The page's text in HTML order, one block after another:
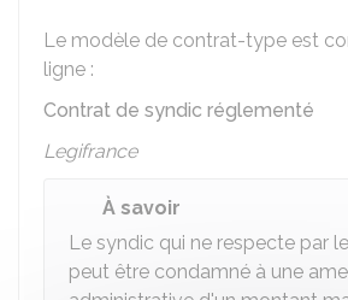
Le modèle de contrat-type est
ligne :
Contrat de syndic réglementé
Legifrance
À savoir
Le syndic qui ne respecte par
peut être condamné à une